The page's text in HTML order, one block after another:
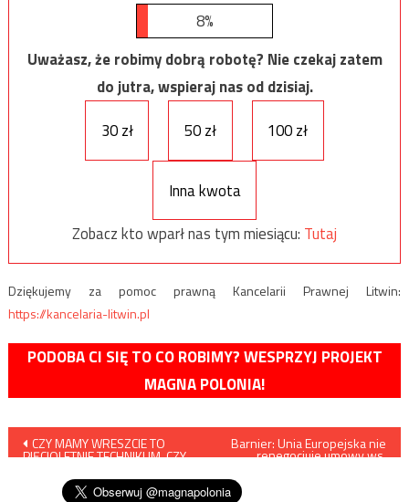
8%
Uważasz, że robimy dobrą robotę? Nie czekaj zatem
do jutra, wspieraj nas od dzisiaj.
30 zł
50 zł 100 zł
Inna kwota
Zobacz kto wparł nas tym miesiącu: Tutaj
Dziękujemy za pomoc prawną Kancelarii Prawnej Litwin:
https://kancelaria-litwin.pl
PODOBA CI SIĘ TO CO ROBIMY? WESPRZYJ PROJEKT
MAGNA POLONIA!
Nawigacja
wpisu
CZY MAMY WRESZCIE TO
PIĘCIOLETNIE TECHNIKUM, CZY
Barnier: Unia Europejska nie
renegocjuje umowy ws.